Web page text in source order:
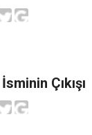
Çıkışı